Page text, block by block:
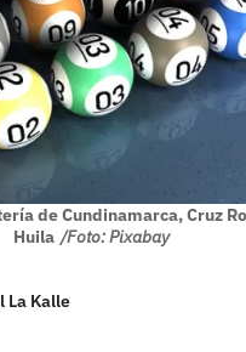
de Cundinamarca, Cruz
Huila /Foto: Pixabay
La Kalle